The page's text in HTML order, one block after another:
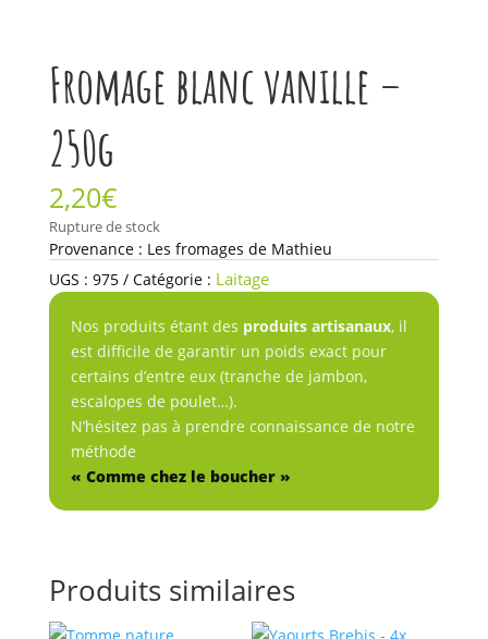
Fromage blanc vanille –
250g
2,20€
Rupture de stock
Provenance : Les fromages de Mathieu
UGS : 975 Catégorie : Laitage
Nos produits étant des produits artisanaux, il
est difficile de garantir un poids exact pour
certains d’entre eux (tranche de jambon,
escalopes de poulet…).
N’hésitez pas à prendre connaissance de notre
méthode
« Comme chez le boucher »
Produits similaires